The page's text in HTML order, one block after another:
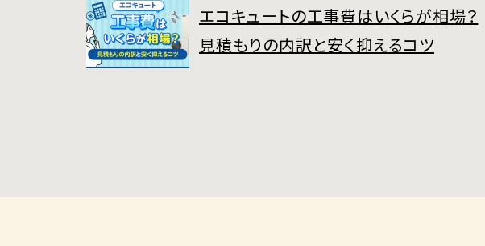
エコキュートの工事費はいくらが相場？
見積もりの内訳と安く抑えるコツ